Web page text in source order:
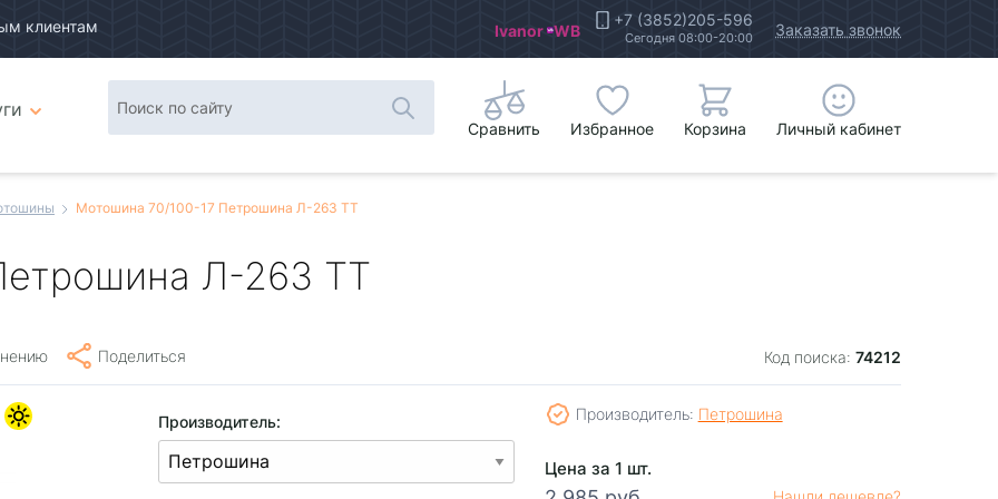
клиентам Ivanor WB +7 (3852)205-596
Сегодня 08:00-20:00 Заказать звонок
Сравнить Избранное Корзина Личный кабинет
Мотошина 70/100-17 Петрошина Л-263 TT
Л-263 TT
Поделиться Код поиска: 74212
Производитель: Производитель: Петрошина
Цена за 1 шт.